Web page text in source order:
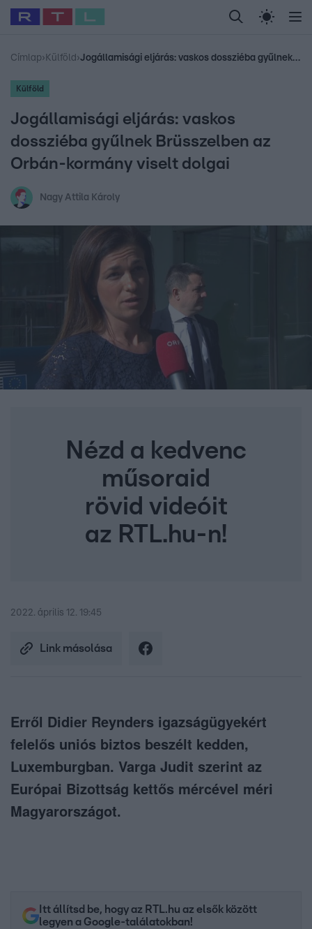
Legfrissebb RTL Híradó Randi Celeb vagyok,
Babits Marcella Most Wanted Gallusz
Címlap› Külföld › Jogállamisági eljárás: vaskos dossziéba gyűlnek Brüsszelben az Orbán-kormány viselt dolgai
Külföld
Jogállamisági eljárás: vaskos
dossziéba gyűlnek Brüsszelben az
Orbán-kormány viselt dolgai
Nagy Attila Károly
Nézd a kedvenc
műsoraid
rövid videóit
az RTL.hu-n!
2022. április 12. 19:45
Link másolása
Erről Didier Reynders igazságügyekért
felelős uniós biztos beszélt kedden,
Luxemburgban. Varga Judit szerint az
Európai Bizottság kettős mércével méri
Magyarországot.
Itt állítsd be, hogy az RTL.hu az elsők között
legyen a Google-találatokban!